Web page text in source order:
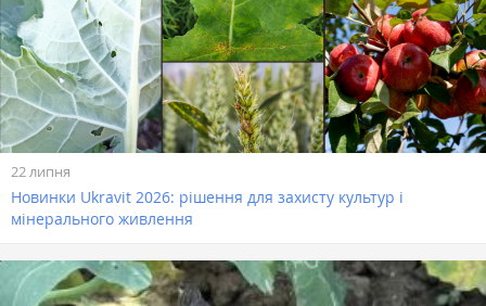
22 липня
Новинки Ukravit 2026: рішення для захисту культур і
мінерального живлення